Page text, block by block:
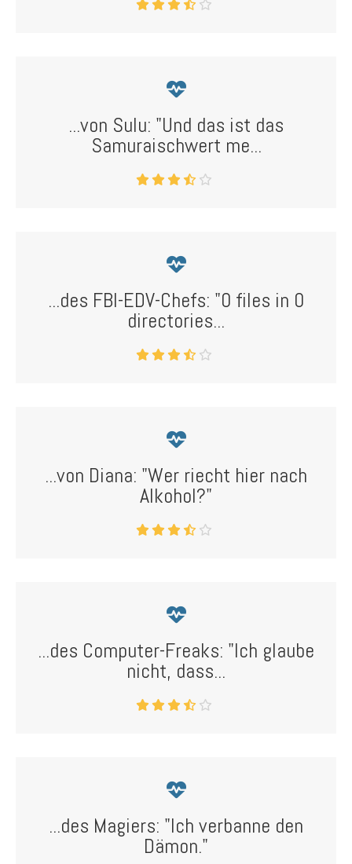
...von Sulu: "Und das ist das
Samuraischwert me...
...des FBI-EDV-Chefs: "0 files in 0
directories...
...von Diana: "Wer riecht hier nach
Alkohol?"
...des Computer-Freaks: "Ich glaube
nicht, dass...
...des Magiers: "Ich verbanne den
Dämon."